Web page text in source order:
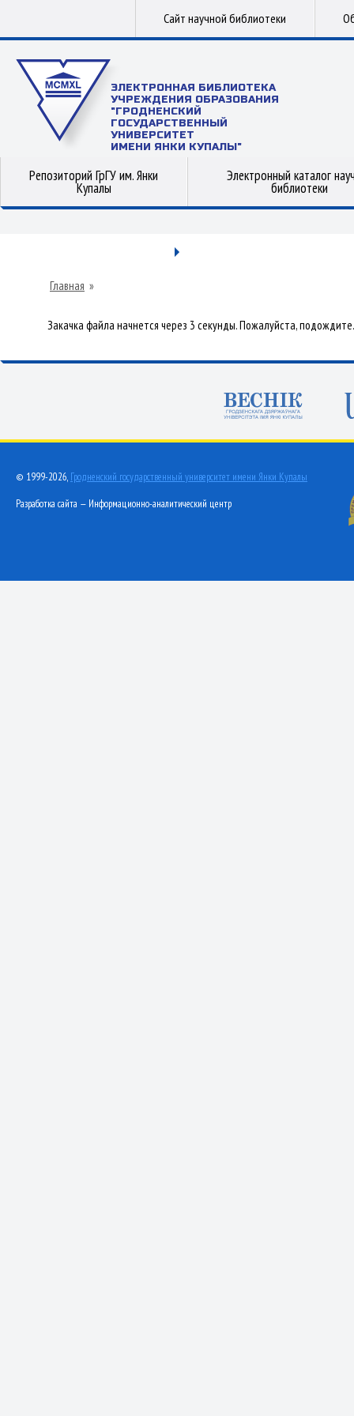
Сайт научной библиотеки
ЭЛЕКТРОННАЯ БИБЛИОТЕКА
УЧРЕЖДЕНИЯ ОБРАЗОВАНИЯ
"ГРОДНЕНСКИЙ
ГОСУДАРСТВЕННЫЙ
УНИВЕРСИТЕТ
ИМЕНИ ЯНКИ КУПАЛЫ"
Репозиторий ГрГУ им. Янки
Купалы
Электронный каталог
библиотеки
Главная »
Закачка файла начнется через 3 секунды. Пожалуйста, подождите.
© 1999-2026, Гродненский государственный университет имени Янки Купалы
Разработка сайта — Информационно-аналитический центр